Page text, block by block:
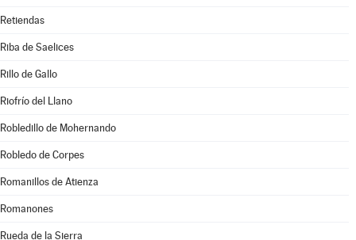
Retiendas
Riba de Saelices
Rillo de Gallo
Riofrío del Llano
Robledillo de Mohernando
Robledo de Corpes
Romanillos de Atienza
Romanones
Rueda de la Sierra